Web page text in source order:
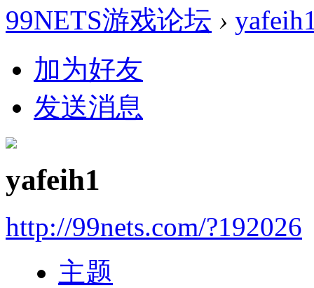
99NETS游戏论坛 ›
加为好友
发送消息
yafeih1
http://99nets.com/?192026
主题